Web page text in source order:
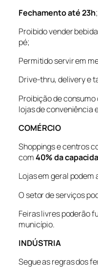
Fechamento até 23h;
Proibido vender
pé;
Permitido servir em
Drive-thru, delivery e
Proibição de
lojas de conveniência
COMÉRCIO
Shoppings e centros
com40% da
Lojas em geral podem
O setor de serviços
Feiras livres poderão
município.
INDÚSTRIA
Segue as regras dos